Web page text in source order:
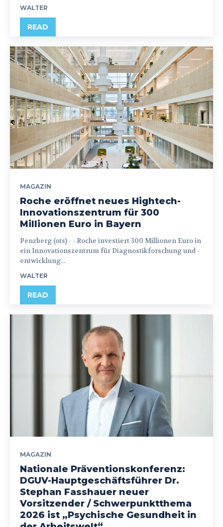
WALTER
READ
MAGAZIN
Roche eröffnet neues Hightech-
Innovationszentrum für 300
Millionen Euro in Bayern
Penzberg (ots) - - Roche investiert 300 Millionen Euro in
ein Innovationszentrum für Diagnostikforschung und -
entwicklung...
WALTER
READ
MAGAZIN
Nationale Präventionskonferenz:
DGUV-Hauptgeschäftsführer Dr.
Stephan Fasshauer neuer
Vorsitzender / Schwerpunktthema
2026 ist „Psychische Gesundheit in